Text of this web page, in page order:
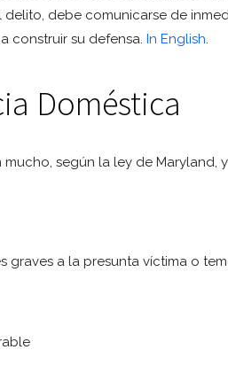
debe comunicarse de
construir su defensa. In English.
Doméstica
según la ley de Maryland,
a la presunta víctima o